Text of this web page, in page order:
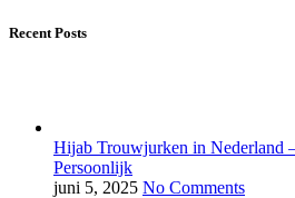
Recent Posts
Hijab Trouwjurken in Nederland
Persoonlijk
juni 5, 2025 No Comments